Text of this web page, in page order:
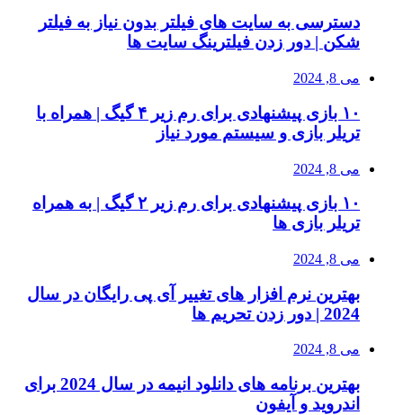
دسترسی به سایت های فیلتر بدون نیاز به فیلتر
شکن | دور زدن فیلترینگ سایت ها
می 8, 2024
۱۰ بازی پیشنهادی برای رم زیر ۴ گیگ | همراه با
تریلر بازی و سیستم مورد نیاز
می 8, 2024
۱۰ بازی پیشنهادی برای رم زیر ۲ گیگ | به همراه
تریلر بازی ها
می 8, 2024
بهترین نرم افزار های تغییر آی پی رایگان در سال
2024 | دور زدن تحریم ها
می 8, 2024
بهترین برنامه های دانلود انیمه در سال 2024 برای
اندروید و آیفون